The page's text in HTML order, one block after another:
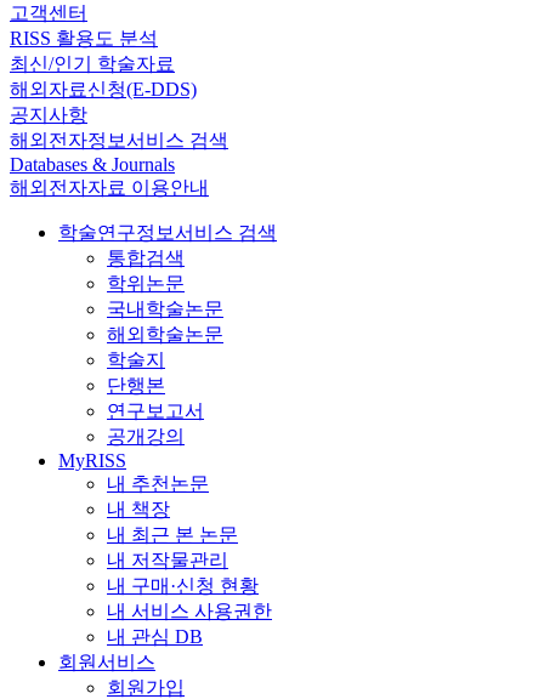
고객센터
RISS 활용도 분석
최신/인기 학술자료
해외자료신청(E-DDS)
공지사항
해외전자정보서비스 검색
Databases & Journals
해외전자자료 이용안내
학술연구정보서비스 검색
통합검색
학위논문
국내학술논문
해외학술논문
학술지
단행본
연구보고서
공개강의
MyRISS
내 추천논문
내 책장
내 최근 본 논문
내 저작물관리
내 구매·신청 현황
내 서비스 사용권한
내 관심 DB
회원서비스
회원가입